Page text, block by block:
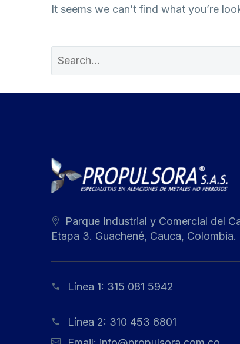
It seems we can’t find what you’re
Parque Industrial y Comercial del
Etapa 3. Guachené, Cauca, Colombia.
Línea 1: 315 081 5942
Línea 2: 310 453 6801